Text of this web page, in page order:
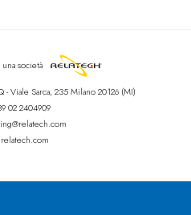
società
- Viale Sarca, 235 Milano 20126 (MI)
02 2404909
relatech.com